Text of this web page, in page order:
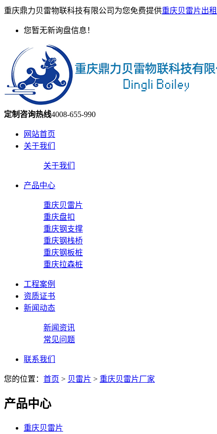
重庆鼎力贝雷物联科技有限公司为您免费提供重庆贝雷片出租
您暂无新询盘信息！
定制咨询热线4008-655-990
网站首页
关于我们
关于我们
产品中心
重庆贝雷片
重庆盘扣
重庆钢支撑
重庆钢栈桥
重庆钢板桩
重庆拉森桩
工程案例
资质证书
新闻动态
新闻资讯
常见问题
联系我们
您的位置： 首页 > 贝雷片 > 重庆贝雷片厂家
产品中心
重庆贝雷片